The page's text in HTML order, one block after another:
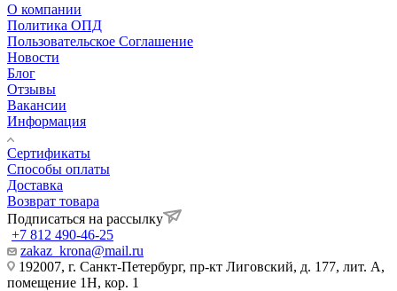
О компании
Политика ОПД
Пользовательское Соглашение
Новости
Блог
Отзывы
Вакансии
Информация
Сертификаты
Способы оплаты
Доставка
Возврат товара
Подписаться на рассылку
+7 812 490-46-25
zakaz_krona@mail.ru
192007, г. Санкт-Петербург, пр-кт Лиговский, д. 177, лит. А,
помещение 1Н, кор. 1